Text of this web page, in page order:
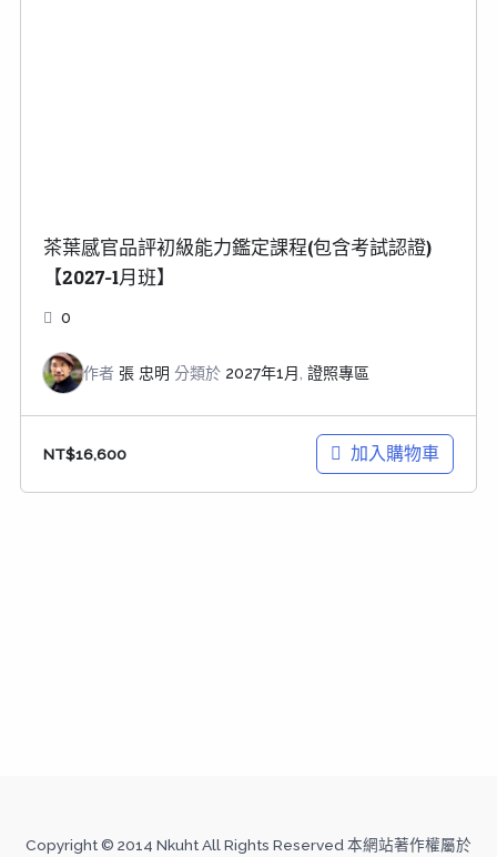
茶葉感官品評初級能力鑑定課程(包含考試認證)
【2027-1月班】
0
作者 張 忠明 分類於 2027年1月, 證照專區
NT$16,600 加入購物車
Copyright © 2014 Nkuht All Rights Reserved 本網站著作權屬於